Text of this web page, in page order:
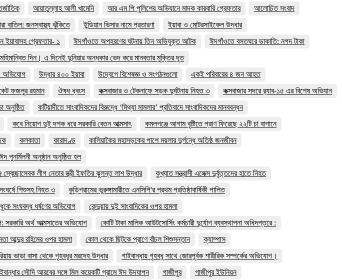
আয়াতুল্লাহ আলী খামেনি আর এম পি পুলিশের অভিযানে মাদক কারবারি গ্রেফতার
আলোচিত সংবাদ
বাতিল: জনস্বাস্থ্য ঝুঁকিতে ইন্ডিয়ান ভিসার নামে প্রতারণা
ইয়াবা ও মোটরসাইকেল উদ্ধার
ইয়াবাসহ গ্রেফতার- ১ ঈদগাঁওতে অপহরণের ঘটনায় তিন অভিযুক্ত আটক
ঈদগাঁওতে বসতঘরে ডাকাতি: নগদ টাকা
দিন। এ দিনেই দুনিয়ার অন্ধকার ভেদ করে মানবতার মুক্তির দূত
অভিযোগ উদ্ধার ৪০০ ইয়াবা উদ্বেগে বিশেষজ্ঞ ও সংগঠনগুলো
একই পরিবারের ৪ জন আহত
ফজলুর রহমান ঔষধ ধ্বংস কক্সবাজার ও টেকনাফে সড়ক দুর্ঘটনায় নিহত ৩
কক্সবাজার সদরে র‍্যাব-১৫ এর বিশেষ অভিযান
অনুষ্ঠিত
কটিয়াদীতে সাংবাদিকদের বিরুদ্ধে ‘মিথ্যা মামলার’ প্রতিবাদে সাংবাদিকদের মানববন্ধন
কবে নিয়োগ দুই দশক ধরে সরকারি বেতন আত্মসাৎ
কমলগঞ্জে আগাম বৃষ্টিতে প্রাণ ফিরেছে ২২টি চা বাগানে
কলকাতা কারাদণ্ড
কালিয়াকৈর মহাসড়কের পাশে ময়লার দুর্গন্ধে অতিষ্ঠ জনজীবন
পুনর্মিলনী অনুষ্ঠান অনুষ্ঠিত হল
স্বেচ্ছাসেবক লীগ নেতার স্ত্রী ইফতির ঝুলন্ত লাশ উদ্ধার
কুখ্যাত সন্ত্রাসী এলেক্স দুর্বৃত্তদের হাতে নিহত
শিশুসহ নিহত ৩
কুড়িগ্রামের ভুরুঙ্গামারীতে এনসিপি'র প্রথম প্রতিষ্ঠাবার্ষিকী পালিত
সংঘবদ্ধ ধর্ষণের অভিযোগ
কেন্দুয়ায় দুই সাংবাদিকের ওপর হামলা
সরকারি অর্থ আত্মসাতের অভিযোগ
কোটি টাকা মালিক আউটসোর্সিং কর্মচারী দুর্যোগ ব্যবস্থাপনা অধিদপ্তরে :
আব্দুর রহিমের ওপর হামলা কোল থেকে ছিটকে প্রাণে বাঁচল শিশুসন্তান
ক্যাম্পাস
ভাড়া বাসা থেকে গৃহবধূর মরদেহ উদ্ধার
গাইবান্ধায় গৃহবধূ সাথে জোরপূর্বক শারীরিক সম্পর্কের অভিযোগ।
সৌদি আরবের সঙ্গে মিল কয়েকটি গ্রামে ঈদ উদযাপন গাজীপুর
গাজীপুর ইউনিয়ন